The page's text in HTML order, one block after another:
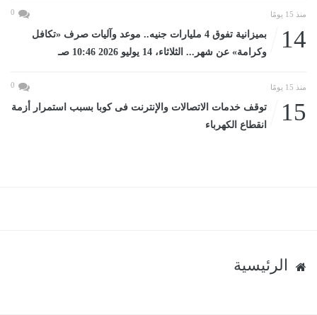
منذ 15 يومًا 0
14
بميزانية تفوق 4 مليارات جنيه.. موعد وآليات صرف «تكافل
وكرامة» عن شهر... الثلاثاء، 14 يوليو 2026 10:46 صـ
منذ 15 يومًا 0
15
توقف خدمات الاتصالات والإنترنت فى كوبا بسبب استمرار أزمة
انقطاع الكهرباء
الرئيسية